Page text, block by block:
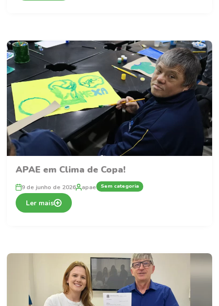
APAE em Clima de Copa!
9 de junho de 2026 apae Sem categoria
Ler mais